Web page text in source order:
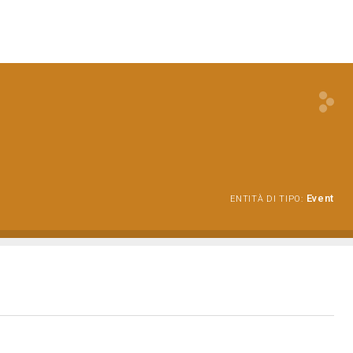
ENTITÀ DI TIPO: Event